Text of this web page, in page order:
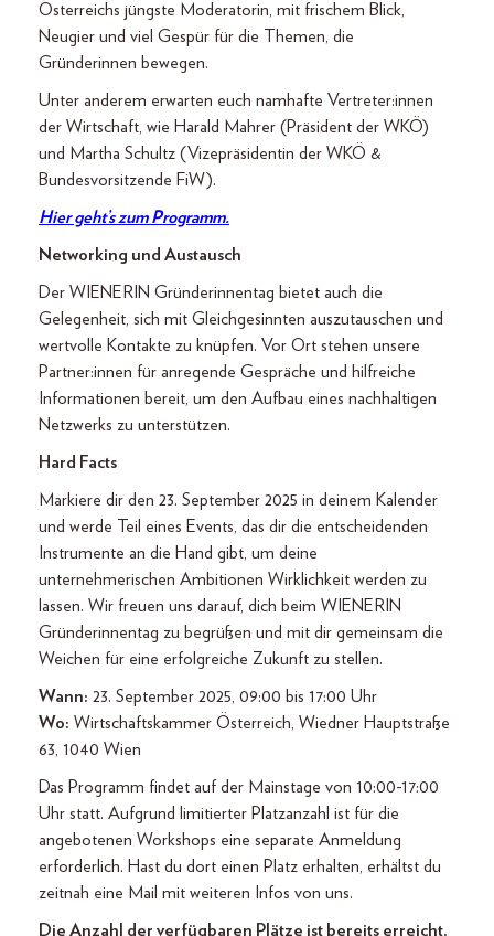
Österreichs jüngste Moderatorin, mit frischem Blick,
Neugier und viel Gespür für die Themen, die
Gründerinnen bewegen.
Unter anderem erwarten euch namhafte Vertreter:innen
der Wirtschaft, wie Harald Mahrer (Präsident der WKÖ)
und Martha Schultz (Vizepräsidentin der WKÖ &
Bundesvorsitzende FiW).
Hier geht’s zum Programm.
Networking und Austausch
Der WIENERIN Gründerinnentag bietet auch die
Gelegenheit, sich mit Gleichgesinnten auszutauschen und
wertvolle Kontakte zu knüpfen. Vor Ort stehen unsere
Partner:innen für anregende Gespräche und hilfreiche
Informationen bereit, um den Aufbau eines nachhaltigen
Netzwerks zu unterstützen.
Hard Facts
Markiere dir den 23. September 2025 in deinem Kalender
und werde Teil eines Events, das dir die entscheidenden
Instrumente an die Hand gibt, um deine
unternehmerischen Ambitionen Wirklichkeit werden zu
lassen. Wir freuen uns darauf, dich beim WIENERIN
Gründerinnentag zu begrüßen und mit dir gemeinsam die
Weichen für eine erfolgreiche Zukunft zu stellen.
Wann: 23. September 2025, 09:00 bis 17:00 Uhr
Wo: Wirtschaftskammer Österreich, Wiedner Hauptstraße
63, 1040 Wien
Das Programm findet auf der Mainstage von 10:00-17:00
Uhr statt. Aufgrund limitierter Platzanzahl ist für die
angebotenen Workshops eine separate Anmeldung
erforderlich. Hast du dort einen Platz erhalten, erhältst du
zeitnah eine Mail mit weiteren Infos von uns.
Die Anzahl der verfügbaren Plätze ist bereits erreicht.